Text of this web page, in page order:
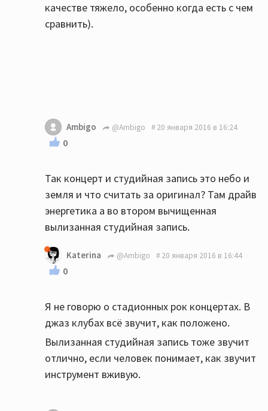
качестве тяжело, особенно когда есть с чем
сравнить).
Ambigo @Ambigo 20 января 2016 в 16:24
0
Так концерт и студийная запись это небо и
земля и что считать за оригинал? Там драйв
энергетика а во втором вычищенная
вылизанная студийная запись.
Katerina @Ambigo 20 января 2016 в 16:44
0
Я не говорю о стадионных рок концертах. В
джаз клубах всё звучит, как положено.
Вылизанная студийная запись тоже звучит
отлично, если человек понимает, как звучит
инструмент вживую.